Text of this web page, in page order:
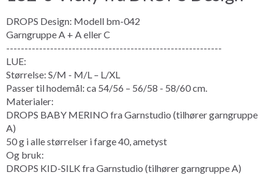
DROPS Design: Modell bm-042
Garngruppe A + A eller C
-----------------------------------------------------------
LUE:
Størrelse: S/M - M/L – L/XL
Passer til hodemål: ca 54/56 – 56/58 - 58/60 cm.
Materialer:
DROPS BABY MERINO fra Garnstudio (tilhører garngruppe
A)
50 g i alle størrelser i farge 40, ametyst
Og bruk:
DROPS KID-SILK fra Garnstudio (tilhører garngruppe A)